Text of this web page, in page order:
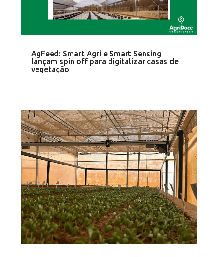
AgFeed: Smart Agri e Smart Sensing
lançam spin off para digitalizar casas de
vegetação